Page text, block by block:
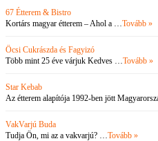
67 Étterem & Bistro
Kortárs magyar étterem – Ahol a …Tovább »
Öcsi Cukrászda és Fagyizó
Több mint 25 éve várjuk Kedves …Tovább »
Star Kebab
Az étterem alapítója 1992-ben jött
VakVarjú Buda
Tudja Ön, mi az a vakvarjú? …Tovább »